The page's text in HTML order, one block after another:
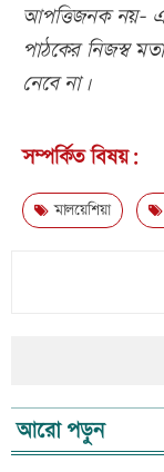
আপত্তিজনক নয়-
পাঠকের নিজস্ব
নেবে না।
সম্পর্কিত বিষয়:
মালয়েশিয়া
আরো পড়ুন